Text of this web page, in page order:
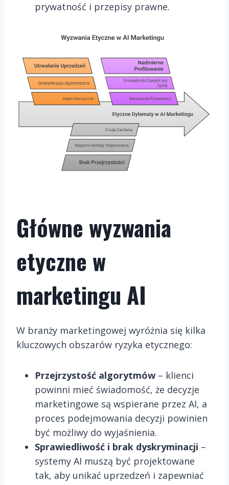
prywatność i przepisy prawne.
Główne wyzwania
etyczne w
marketingu AI
W branży marketingowej wyróżnia się kilka
kluczowych obszarów ryzyka etycznego:
Przejrzystość algorytmów – klienci
powinni mieć świadomość, że decyzje
marketingowe są wspierane przez AI, a
proces podejmowania decyzji powinien
być możliwy do wyjaśnienia.
Sprawiedliwość i brak dyskryminacji –
systemy AI muszą być projektowane
tak, aby unikać uprzedzeń i zapewniać